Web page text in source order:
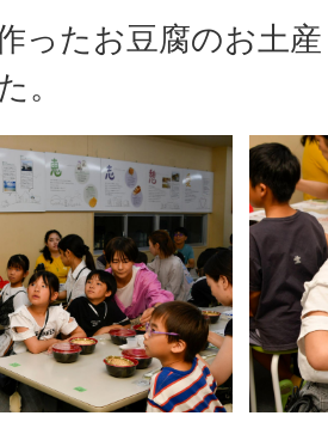
ったお豆腐のお土
。